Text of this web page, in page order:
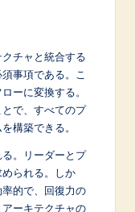
チャと統合する
事項である。こ
ーに変換する。
で、すべてのプ
構築できる。
。リーダーとプ
られる。しか
的で、回復力の
ーキテクチャの